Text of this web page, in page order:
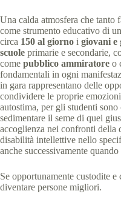
Una calda atmosfera che tanto
come strumento educativo di
circa 150 al giorno i giovani e
scuole primarie e secondarie,
come pubblico ammiratore o
fondamentali in ogni
in gara rappresentano delle
condividere le proprie
autostima, per gli studenti
sedimentare il seme di quei
accoglienza nei confronti della
disabilità intellettive nello
anche successivamente
Se opportunamente custodite
diventare persone migliori.